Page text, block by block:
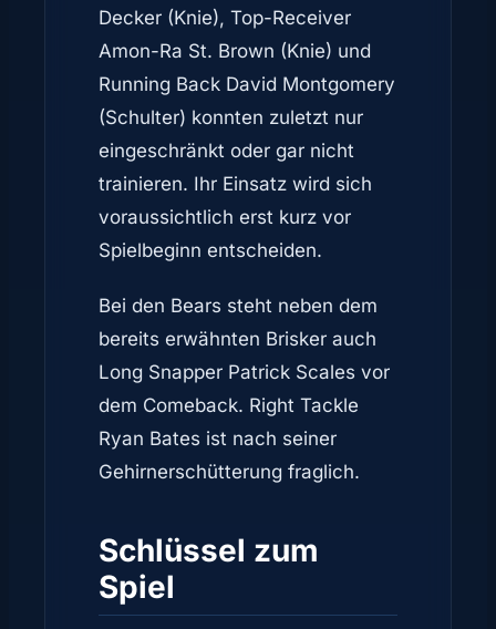
Decker (Knie), Top-Receiver
Amon-Ra St. Brown (Knie) und
Running Back David Montgomery
(Schulter) konnten zuletzt nur
eingeschränkt oder gar nicht
trainieren. Ihr Einsatz wird sich
voraussichtlich erst kurz vor
Spielbeginn entscheiden.
Bei den Bears steht neben dem
bereits erwähnten Brisker auch
Long Snapper Patrick Scales vor
dem Comeback. Right Tackle
Ryan Bates ist nach seiner
Gehirnerschütterung fraglich.
Schlüssel zum
Spiel